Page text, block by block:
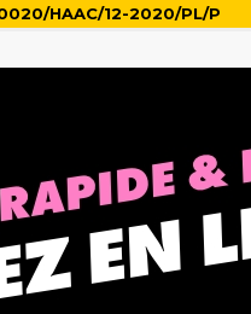
HAAC/12-2020/PL/P